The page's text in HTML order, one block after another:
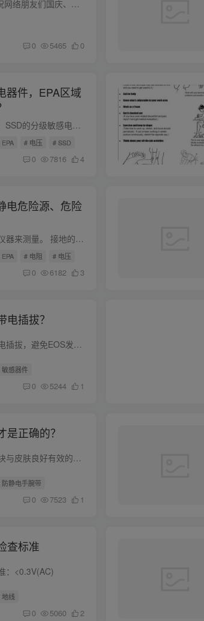
ESD圈（www.esd0.com）恭祝网络朋友们国庆、中秋快乐！ 此站在稳定运行42天22小时之际，特在此祝福各位： 一轮圆月寄乡思，一块月饼化乡愁， 一次团圆为中秋，一阵欢笑好运留， 一盏红旗高空展...
0 5465 0
器件，EPA区域
LED发光二极管属于光电器件，SSD的分级敏感电压范围4000-15999V，来料检验判断敏感电压约2kv-3kv，那我建立的EPA区域的静电电压等级应是多少？ 建议实际测试结果为最终敏感电压的等级；一般根据...
# 电压 # SSD
0 7816 4
电危险源、危险
判定此类现象均需使用到检测仪器来测量。 接地的状况是否符合要求并保持良好，防静电设备、设施的静电防护性能如何，EPA工作区内是否存在危险源、危险的程度如何等，都需要进行测试，而测试离不...
# 电阻 # 电压
0 6182 3
插拔？
错。测试敏感器件时，不能带电插拔，避免EOS发生导致芯片的损坏。
敏感器件
0 5244 1
正确的？
防静电手腕内表面及内带金属块与皮肤良好有效的接触。 注意：不得佩戴在衣袖及手套上等。
防静电手腕带
0 7523 1
查标准
：<0.3V(AC)
地线
0 5060 2